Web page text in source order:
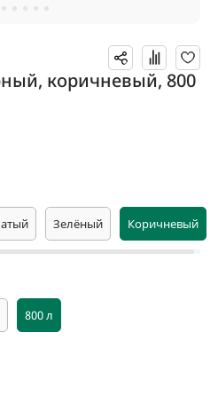
коричневый, 800
Зелёный Коричневый
800 л